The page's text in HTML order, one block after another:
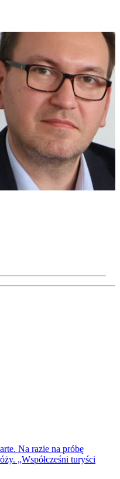
Na razie na próbę
„Współcześni turyści